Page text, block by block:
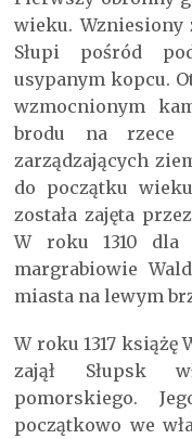
wieku. Wzniesiony
Słupi pośród
usypanym kopcu.
wzmocnionym
brodu na rzece
zarządzających
do początku
została zajęta
W roku 1310 dla
margrabiowie
miasta na lewym
W roku 1317 książę
zajął Słupsk
pomorskiego.
początkowo we